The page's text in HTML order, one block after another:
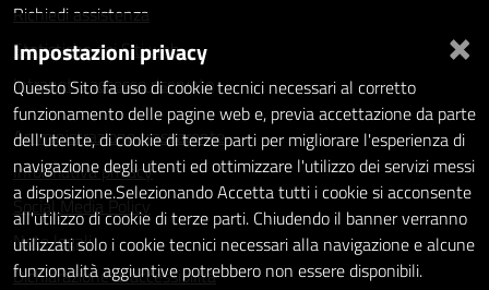
Richiedi assistenza
Statistiche dei Siti web
Intranet - accesso riservato
Amministrazione trasparente
Informativa privacy
Social Media Policy
Note legali
Dichiarazione di accessibilità
×
Impostazioni privacy
Questo Sito fa uso di cookie tecnici necessari al corretto
funzionamento delle pagine web e, previa accettazione da parte
dell'utente, di cookie di terze parti per migliorare l'esperienza di
navigazione degli utenti ed ottimizzare l'utilizzo dei servizi messi
a disposizione.Selezionando Accetta tutti i cookie si acconsente
all'utilizzo di cookie di terze parti. Chiudendo il banner verranno
utilizzati solo i cookie tecnici necessari alla navigazione e alcune
funzionalità aggiuntive potrebbero non essere disponibili.